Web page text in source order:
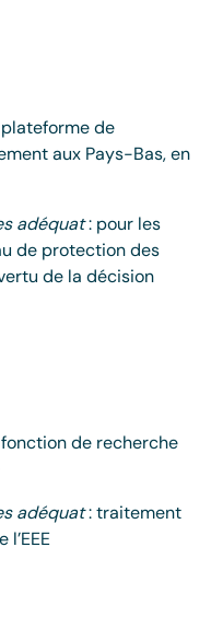
de
aux Pays-Bas, en
adéquat: pour les
de protection des
de la décision
de recherche
adéquat: traitement